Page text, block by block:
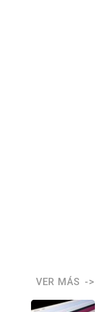
VER MÁS